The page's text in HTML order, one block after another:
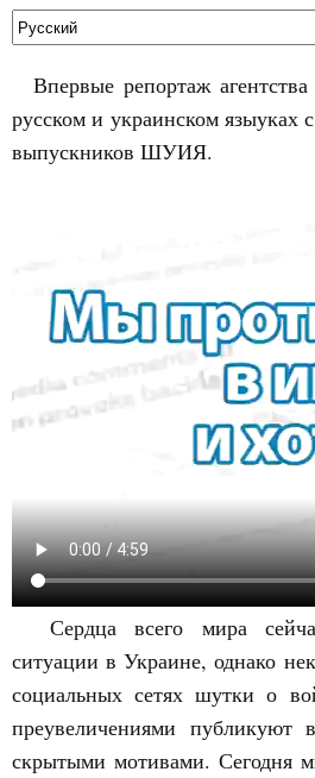
Впервые репортаж
русском и украинском языуках
выпускников ШУИЯ.
Сердца всего мира
ситуации в Украине, однако
социальных сетях шутки о
преувеличениями
скрытыми мотивами. Сегодня